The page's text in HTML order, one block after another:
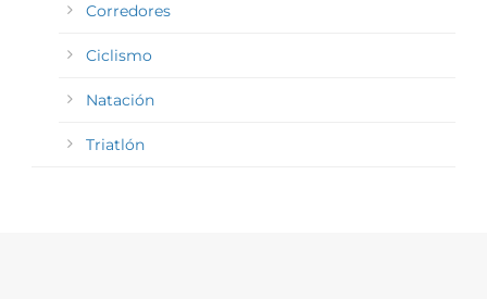
Corredores
Ciclismo
Natación
Triatlón